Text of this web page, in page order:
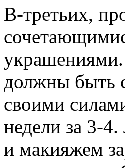
В-третьих,
должны быть
своими
недели за 3-
и макияжем